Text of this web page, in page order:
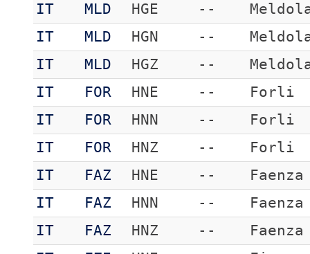
IT
MLD HGE --
IT
MLD HGN --
IT
MLD HGZ --
IT
FOR HNE --
Forli
IT
FOR HNN --
Forli
IT
FOR HNZ --
Forli
IT
FAZ HNE --
Faenza
IT
FAZ HNN --
Faenza
IT
FAZ HNZ --
Faenza